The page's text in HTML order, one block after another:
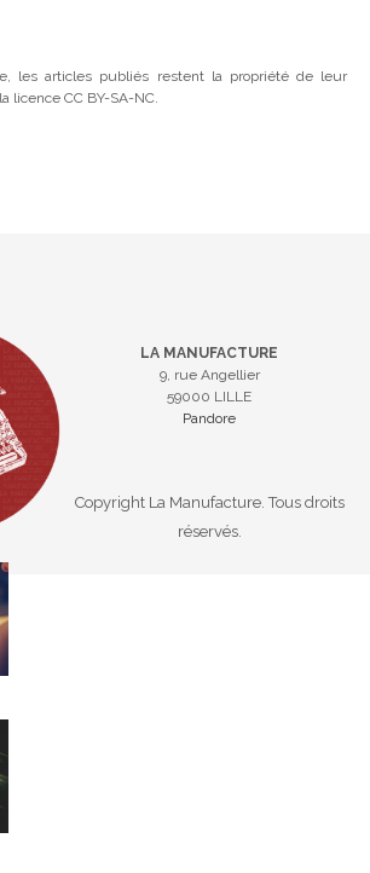
les articles publiés restent la propriété de leur
licence CC BY-SA-NC.
LA MANUFACTURE
9, rue Angellier
59000 LILLE
Pandore
Copyright La Manufacture. Tous droits
réservés.